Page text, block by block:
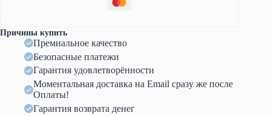
Причины купить
Премиальное качество
Безопасные платежи
Гарантия удовлетворённости
Моментальная доставка на Email сразу же после
Оплаты!
Гарантия возврата денег